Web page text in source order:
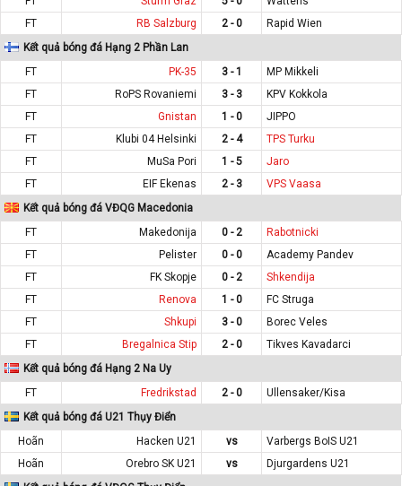
FT
RB Salzburg 2 - 0
Rapid Wien
Kết quả bóng đá Hạng 2 Phần Lan
FT
PK-35 3 - 1
MP Mikkeli
FT
RoPS Rovaniemi 3 - 3
KPV Kokkola
FT
Gnistan 1 - 0
JIPPO
FT
Klubi 04 Helsinki 2 - 4
TPS Turku
FT
MuSa Pori 1 - 5
Jaro
FT
EIF Ekenas 2 - 3
VPS Vaasa
Kết quả bóng đá VĐQG Macedonia
FT
Makedonija 0 - 2
Rabotnicki
FT
Pelister 0 - 0
Academy Pandev
FT
FK Skopje 0 - 2
Shkendija
FT
Renova 1 - 0
FC Struga
FT
Shkupi 3 - 0
Borec Veles
FT
Bregalnica Stip 2 - 0
Tikves Kavadarci
Kết quả bóng đá Hạng 2 Na Uy
FT
Fredrikstad 2 - 0
Ullensaker/Kisa
Kết quả bóng đá U21 Thụy Điển
Hoãn
Hacken U21 vs
Varbergs BoIS U21
Hoãn
Orebro SK U21 vs
Djurgardens U21